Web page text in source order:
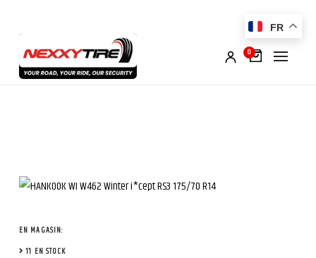
0
EN MAGASIN:
11 EN STOCK
FR